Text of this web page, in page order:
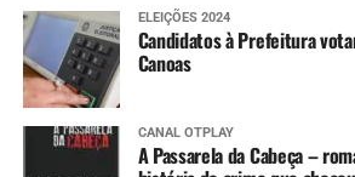
ELEIÇÕES 2024
Candidatos à Prefeitura
Canoas
CANAL OTPLAY
A Passarela da Cabeça –